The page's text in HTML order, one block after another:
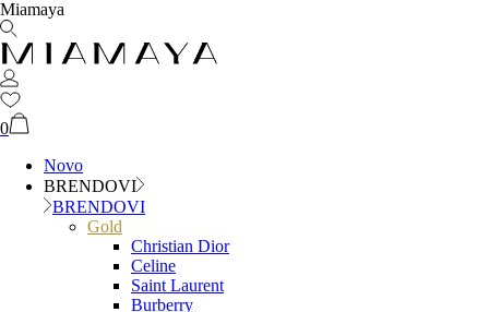
Miamaya
0
Novo
BRENDOVI
BRENDOVI
Gold
Christian Dior
Celine
Saint Laurent
Burberry